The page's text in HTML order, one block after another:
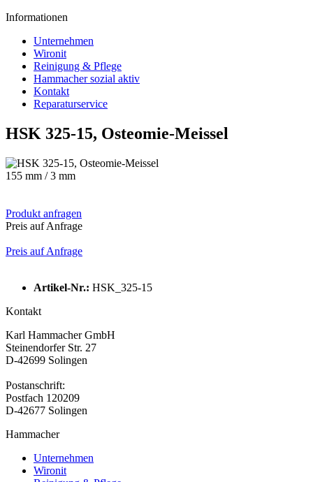
Informationen
Unternehmen
Wironit
Reinigung & Pflege
Hammacher sozial aktiv
Kontakt
Reparaturservice
HSK 325-15, Osteomie-Meissel
155 mm / 3 mm
Produkt anfragen
Preis auf Anfrage
Preis auf Anfrage
Artikel-Nr.: HSK_325-15
Kontakt
Karl Hammacher GmbH
Steinendorfer Str. 27
D-42699 Solingen
Postanschrift:
Postfach 120209
D-42677 Solingen
Hammacher
Unternehmen
Wironit